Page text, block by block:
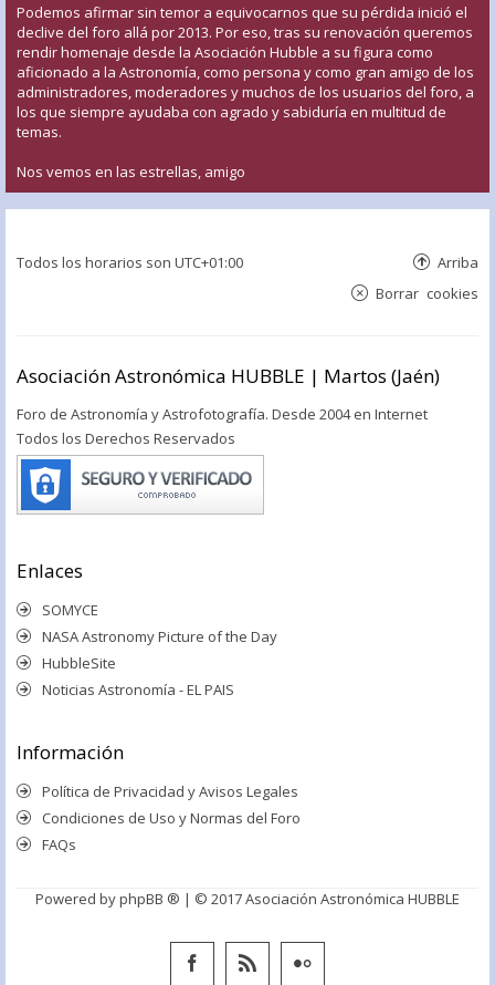
Podemos afirmar sin temor a equivocarnos que su pérdida inició el
declive del foro allá por 2013. Por eso, tras su renovación queremos
rendir homenaje desde la Asociación Hubble a su figura como
aficionado a la Astronomía, como persona y como gran amigo de los
administradores, moderadores y muchos de los usuarios del foro, a
los que siempre ayudaba con agrado y sabiduría en multitud de
temas.
Nos vemos en las estrellas, amigo
Todos los horarios son UTC+01:00 Arriba
Borrar cookies
Asociación Astronómica HUBBLE | Martos (Jaén)
Foro de Astronomía y Astrofotografía. Desde 2004 en Internet
Todos los Derechos Reservados
Enlaces
SOMYCE
NASA Astronomy Picture of the Day
HubbleSite
Noticias Astronomía - EL PAIS
Información
Política de Privacidad y Avisos Legales
Condiciones de Uso y Normas del Foro
FAQs
Powered byphpBB ® | © 2017 Asociación Astronómica HUBBLE